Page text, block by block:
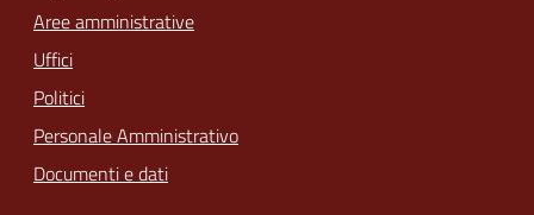
Aree amministrative
Uffici
Politici
Personale Amministrativo
Documenti e dati